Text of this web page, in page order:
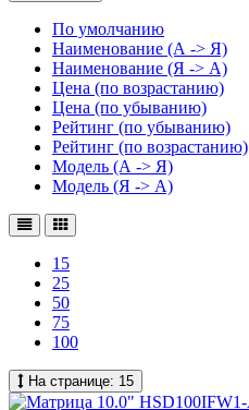
По умолчанию
Наименование (А -> Я)
Наименование (Я -> А)
Цена (по возрастанию)
Цена (по убыванию)
Рейтинг (по убыванию)
Рейтинг (по возрастанию)
Модель (А -> Я)
Модель (Я -> А)
15
25
50
75
100
На странице: 15